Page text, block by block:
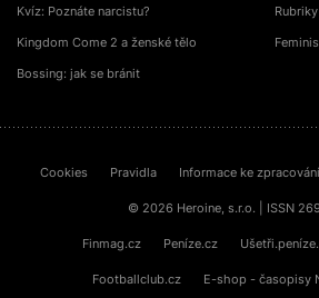
Kvíz: Poznáte narcistu?
Kingdom Come 2 a ženské tělo
Bossing: jak se bránit
Cookies Pravidla Informace ke
© 2026 Heroine, s.r.o. | ISSN
Finmag.cz Peníze.cz
Footballclub.cz E-shop - časopisy